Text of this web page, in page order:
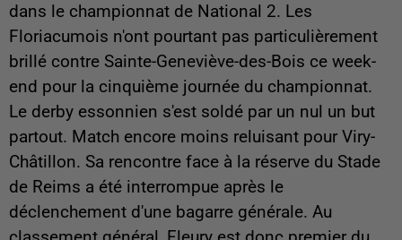
dans le championnat de National 2. Les
Floriacumois n'ont pourtant pas particulièrement
brillé contre Sainte-Geneviève-des-Bois ce week-
end pour la cinquième journée du championnat.
Le derby essonnien s'est soldé par un nul un but
partout. Match encore moins reluisant pour Viry-
Châtillon. Sa rencontre face à la réserve du Stade
de Reims a été interrompue après le
déclenchement d'une bagarre générale. Au